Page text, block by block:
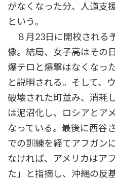
がなくなった分、人道支
という。
８月23日に開校される
像。結局、女子高はその
爆テロと爆撃はなくなっ
と説明される。そして、
破壊された町並み、消耗
は泥沼化し、ロシアとア
なっている。最後に西谷
での訓練を経てアフガン
なければ、アメリカはア
た」と指摘し、沖縄の反